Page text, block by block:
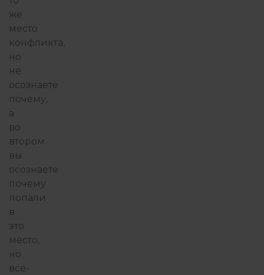
же
место
конфликта,
но
не
осознаете
почему,
а
во
втором
вы
осознаете
почему
попали
в
это
место,
но
все-